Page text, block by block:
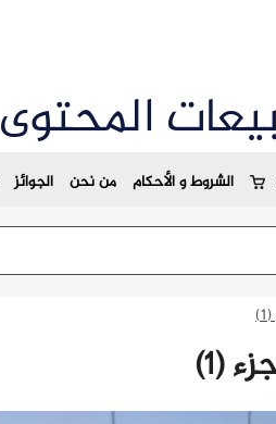
المحتوى
الشروط و الأحكام من نحن الجوائز
(1)